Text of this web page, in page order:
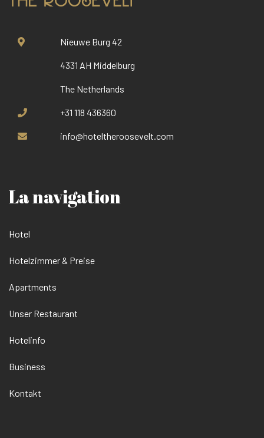
Nieuwe Burg 42
4331 AH Middelburg
The Netherlands
+31 118 436360
info@hoteltheroosevelt.com
La navigation
Hotel
Hotelzimmer & Preise
Apartments
Unser Restaurant
Hotelinfo
Business
Kontakt